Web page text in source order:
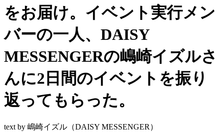
をお届け。イベント実行メン
バーの一人、DAISY
MESSENGERの嶋崎イズルさ
んに2日間のイベントを振り
返ってもらった。
text by 嶋崎イズル（DAISY MESSENGER）